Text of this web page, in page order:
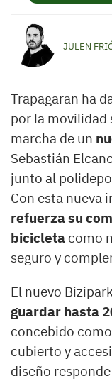
JULEN
Trapagaran ha
por la movilidad
marcha de un
Sebastián
junto al
Con esta nueva
refuerza su
bicicleta como
seguro y
El nuevo
guardar hasta
concebido
cubierto y
diseño